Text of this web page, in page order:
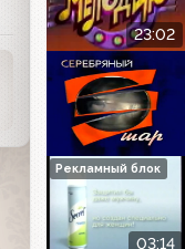
23:02
03:14
Рекламный блок